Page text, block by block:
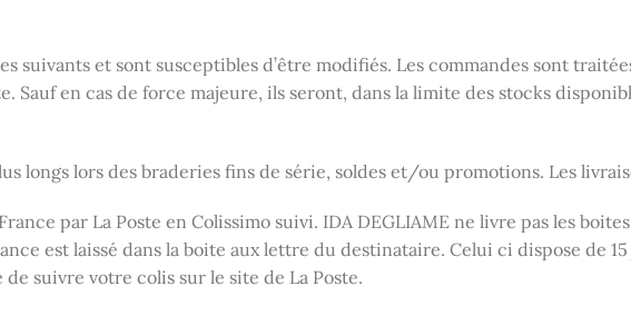
suivants et sont susceptibles d’être modifiés. Les commandes sont
en cas de force majeure, ils seront, dans la limite des stocks
longs lors des braderies fins de série, soldes et/ou promotions. Les
par La Poste en Colissimo suivi. IDA DEGLIAME ne livre pas les
est laissé dans la boite aux lettre du destinataire. Celui ci dispose de
suivre votre colis sur le site de La Poste.